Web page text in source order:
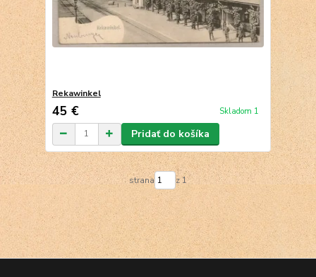
Rekawinkel
45 € Skladom 1
Pridať do košíka
strana z 1